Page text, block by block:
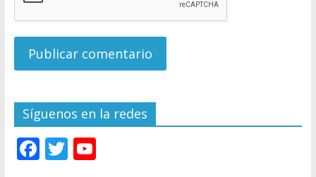
Síguenos en la redes
F T Y